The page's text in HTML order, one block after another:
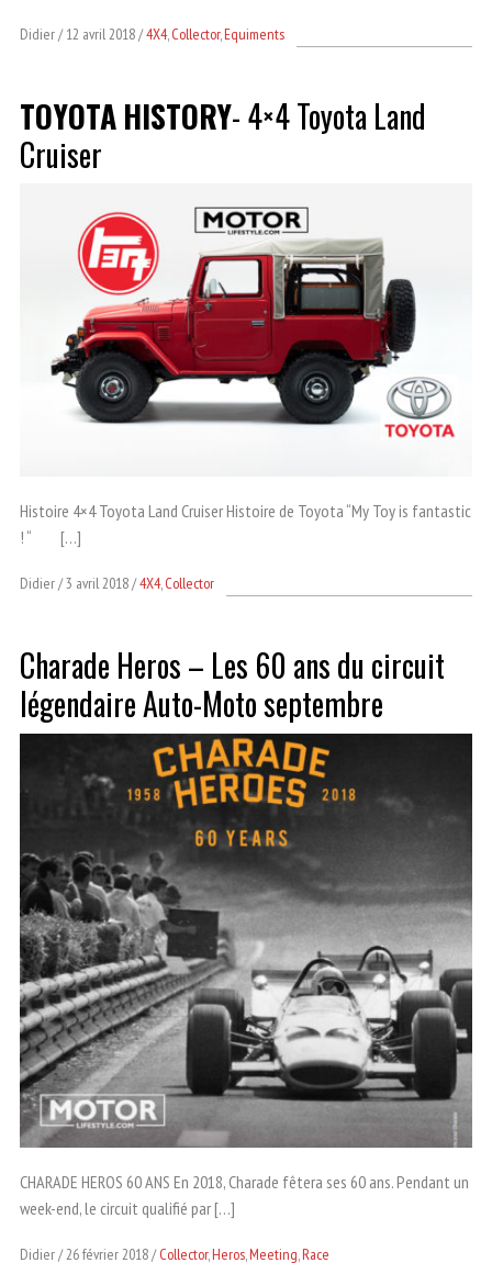
Didier 12 avril 2018 4X4, Collector, Equiments
TOYOTAHISTORY- 4×4 Toyota Land
Cruiser
Histoire 4×4 Toyota Land Cruiser Histoire de Toyota “My Toy is fantastic
! “ […]
Didier 3 avril 2018 4X4,Collector
Charade Heros – Les 60 ans du circuit
légendaire Auto-Moto septembre
CHARADE HEROS 60 ANS En 2018, Charade fêtera ses 60 ans. Pendant un
week-end, le circuit qualifié par […]
Didier 26 février 2018 Collector,Heros,Meeting,Race